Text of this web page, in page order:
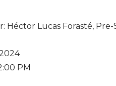
Héctor Lucas Forasté,
PM